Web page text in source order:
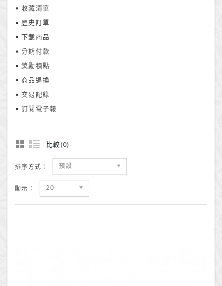
收藏清單
歷史訂單
下載商品
分期付款
獎勵積點
商品退換
交易記錄
訂閱電子報
比較(0)
排序方式： 預設
顯示： 20